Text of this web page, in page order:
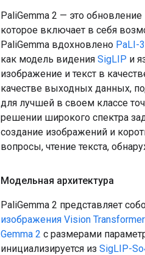
PaliGemma 2 — это
которое включает в себя
PaliGemma вдохновлено PaLI-3
как модель видения SigLIP и
изображение и текст в
качестве выходных данных,
для лучшей в своем классе
решении широкого спектра
создание изображений и
вопросы, чтение текста,
Модельная архитектура
PaliGemma 2 представляет
изображения Vision Transformer
Gemma 2 с размерами
инициализируется из SigLIP-